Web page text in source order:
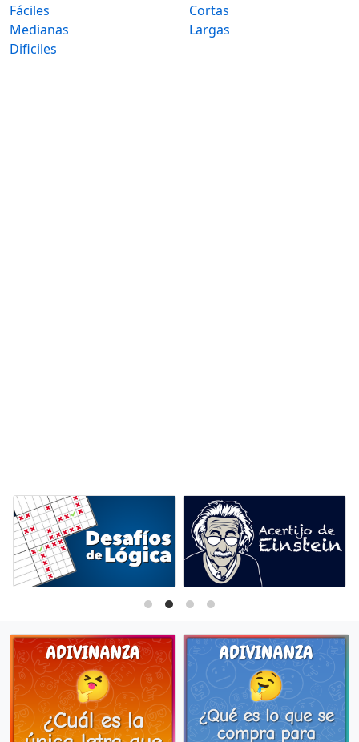
Fáciles
Medianas
Dificiles
Cortas
Largas